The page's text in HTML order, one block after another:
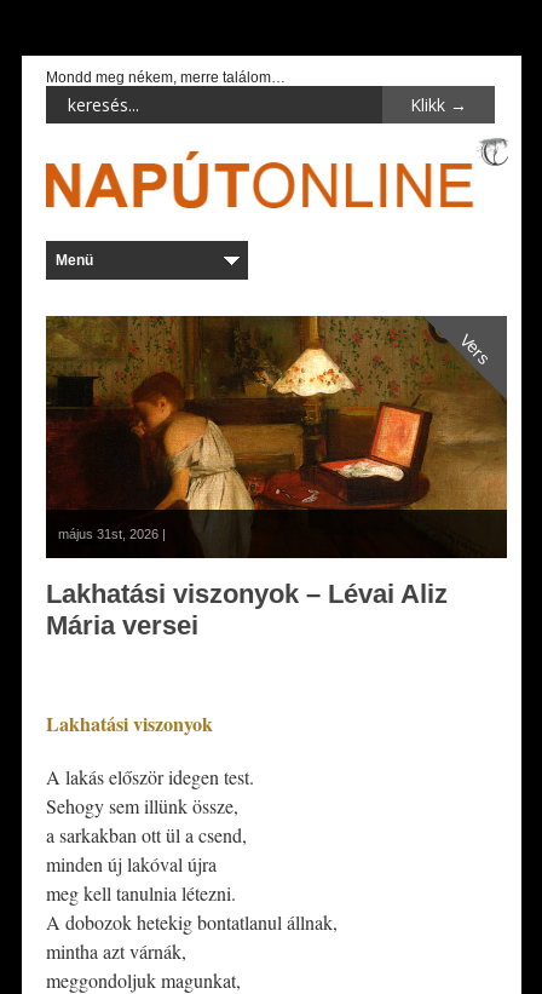
Mondd meg nékem, merre találom…
Vers
május 31st, 2026 |
Lakhatási viszonyok – Lévai Aliz
Mária versei
Lakhatási viszonyok
A lakás először idegen test.
Sehogy sem illünk össze,
a sarkakban ott ül a csend,
minden új lakóval újra
meg kell tanulnia létezni.
A dobozok hetekig bontatlanul állnak,
mintha azt várnák,
meggondoljuk magunkat,